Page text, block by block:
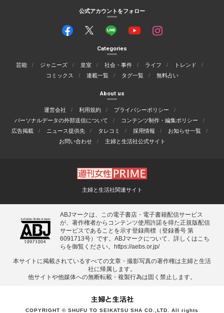
公式アカウントをフォロー
Categories
芸能 ジャニーズ 皇室 社会・事件 ライフ
トレンド
コミックス
連載一覧 タグ一覧 無料占い
About us
運営会社 利用規約
プライバシーポリシー
パーソナルデータの外部送信について
コンテンツ制作・編集ポリシー
広告掲載
ニュース提供先 タレコミ 採用情報
お知らせ一覧
お問い合わせ
主婦と生活社公式サイト
主婦と生活社関連サイト
ABJマークは、この電子書店・電子書籍配信サービス
が、著作権者からコンテンツ使用許諾を得た正規版配信
サービスであることを示す登録商標（登録番号 第
6091713号）です。ABJマークについて、詳しくはこち
らを御覧ください。
https://aebs.or.jp/
本サイトに掲載されているすべての⽂章・撮影写真の著作権は主婦と⽣活
社に帰属します。
他サイトや他媒体への無断転載・複製⾏為は固く禁⽌します。
COPYRIGHT © SHUFU TO SEIKATSU SHA CO.,LTD. All rights